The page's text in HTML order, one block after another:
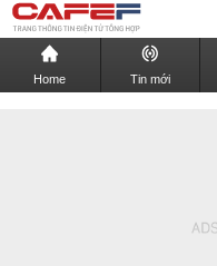
Home Tin mới